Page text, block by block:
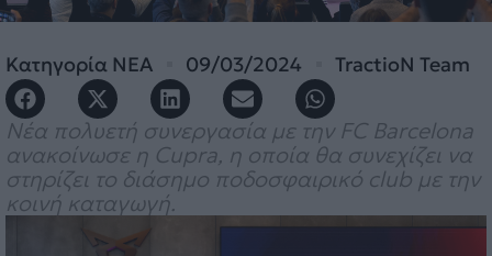
Κατηγορία ΝΕΑ 09/03/2024 TractioN Team
Νέα πολυετή συνεργασία με την FC Barcelona
ανακοίνωσε η Cupra, η οποία θα συνεχίζει να
στηρίζει το διάσημο ποδοσφαιρικό club με την
κοινή καταγωγή.